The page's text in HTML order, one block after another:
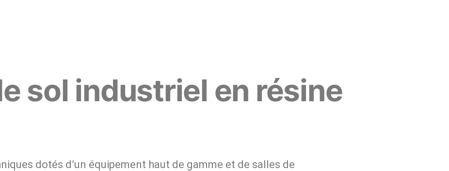
sol industriel en résine
dotés d’un équipement haut de gamme et de salles de